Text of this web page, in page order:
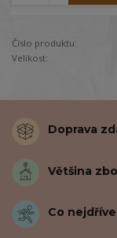
Číslo produktu:
Velikost:
Doprava
Většina
Co